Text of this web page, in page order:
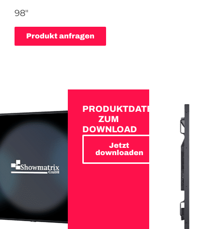
98″
Produkt anfragen
PRODUKTDATEN
ZUM
DOWNLOAD
Jetzt
downloaden